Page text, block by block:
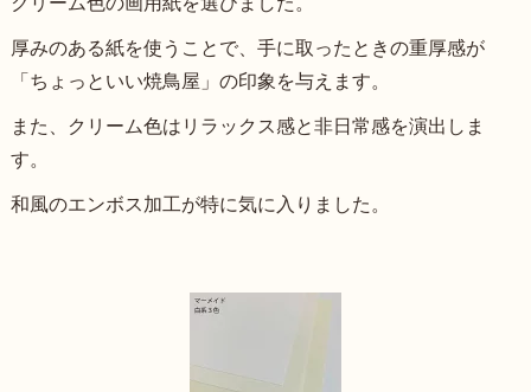
厚みのある紙を使うことで、手に取ったときの重厚感が
「ちょっといい焼鳥屋」の印象を与えます。
また、クリーム色はリラックス感と非日常感を演出しま
す。
和風のエンボス加工が特に気に入りました。